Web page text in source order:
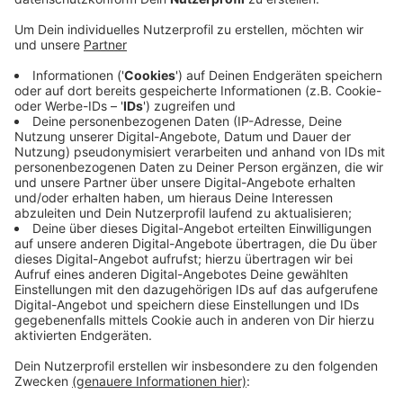
fünften Betrieb negativ ausgewirkt.
Veröffentlicht: Donnerstag, 11.11.2021 17:51
Anzeige
Vor allem da, wo Waren exportiert werden, machen
sich die Folgen des Brexit besonders bemerkbar. Das
liegt unter anderem an den vielen bürokratischen
Hürden. Gut ein Viertel der befragten Unternehmen
spürt dagegen keine Auswirkungen durch den Brexit,
so die IHK.
Anzeige